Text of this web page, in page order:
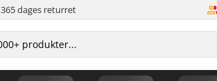
365 dages returret